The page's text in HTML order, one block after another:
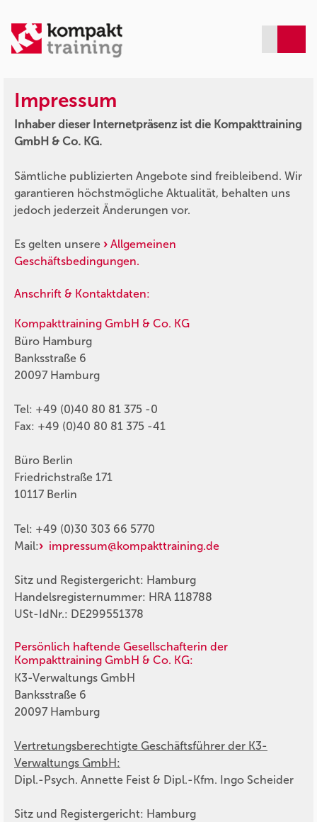
Impressum
Inhaber dieser Internetpräsenz ist die Kompakttraining
GmbH & Co. KG.
Sämtliche publizierten Angebote sind freibleibend. Wir
garantieren höchstmögliche Aktualität, behalten uns
jedoch jederzeit Änderungen vor.
Es gelten unsere
Allgemeinen
Geschäftsbedingungen.
Anschrift & Kontaktdaten:
Kompakttraining GmbH & Co. KG
Büro Hamburg
Banksstraße 6
20097 Hamburg
Tel: +49 (0)40 80 81 375 -0
Fax: +49 (0)40 80 81 375 -41
Büro Berlin
Friedrichstraße 171
10117 Berlin
Tel: +49 (0)30 303 66 5770
Mail:
impressum@kompakttraining.de
Sitz und Registergericht: Hamburg
Handelsregisternummer: HRA 118788
USt-IdNr.: DE299551378
Persönlich haftende Gesellschafterin der
Kompakttraining GmbH & Co. KG:
K3-Verwaltungs GmbH
Banksstraße 6
20097 Hamburg
Vertretungsberechtigte Geschäftsführer der K3-
Verwaltungs GmbH:
Dipl.-Psych. Annette Feist & Dipl.-Kfm. Ingo Scheider
Sitz und Registergericht: Hamburg